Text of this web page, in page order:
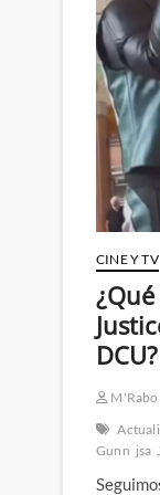
1º
Parte
CINE Y TV
Gunn jsa